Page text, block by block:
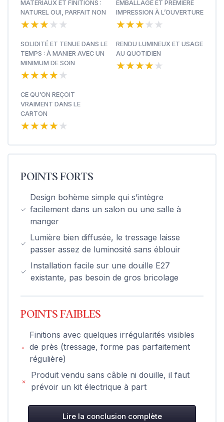
MATÉRIAUX ET FINITIONS :
NATUREL OUI, PARFAIT NON
★★★★★
★★★★★
EMBALLAGE ET PREMIÈRE
IMPRESSION À L’OUVERTURE
★★★★★
★★★★★
SOLIDITÉ ET TENUE DANS LE
TEMPS : À MANIER AVEC UN
MINIMUM DE SOIN
★★★★★
★★★★★
RENDU LUMINEUX ET USAGE
AU QUOTIDIEN
★★★★★
★★★★★
CE QU’ON REÇOIT
VRAIMENT DANS LE
CARTON
★★★★★
★★★★★
POINTS FORTS
Design bohème simple qui s’intègre
facilement dans un salon ou une salle à
manger
Lumière bien diffusée, le tressage laisse
passer assez de luminosité sans éblouir
Installation facile sur une douille E27
existante, pas besoin de gros bricolage
POINTS FAIBLES
Finitions avec quelques irrégularités visibles
de près (tressage, forme pas parfaitement
régulière)
Produit vendu sans câble ni douille, il faut
prévoir un kit électrique à part
Lire la conclusion complète